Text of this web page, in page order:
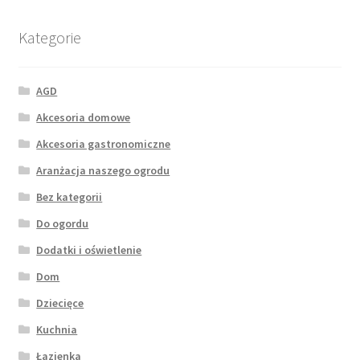
Kategorie
AGD
Akcesoria domowe
Akcesoria gastronomiczne
Aranżacja naszego ogrodu
Bez kategorii
Do ogordu
Dodatki i oświetlenie
Dom
Dziecięce
Kuchnia
Łazienka